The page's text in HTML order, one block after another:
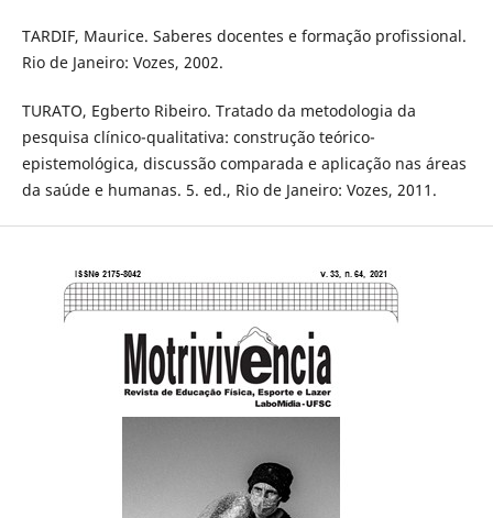
TARDIF, Maurice. Saberes docentes e formação profissional.
Rio de Janeiro: Vozes, 2002.
TURATO, Egberto Ribeiro. Tratado da metodologia da
pesquisa clínico-qualitativa: construção teórico-
epistemológica, discussão comparada e aplicação nas áreas
da saúde e humanas. 5. ed., Rio de Janeiro: Vozes, 2011.